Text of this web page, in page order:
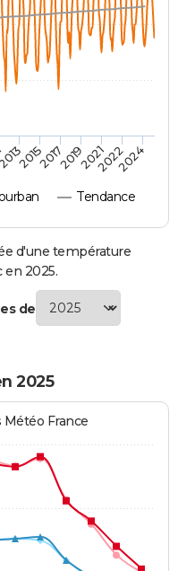
Tendance
201520172019202120222024
d'une température
en 2025.
de
2025
France